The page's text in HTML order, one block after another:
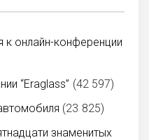
к онлайн-конференции
“Eraglass” (42 597)
(23 825)
знаменитых